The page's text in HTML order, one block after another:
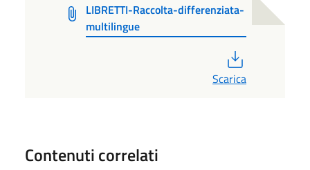
LIBRETTI-Raccolta-differenziata-
multilingue
Scarica
Contenuti correlati